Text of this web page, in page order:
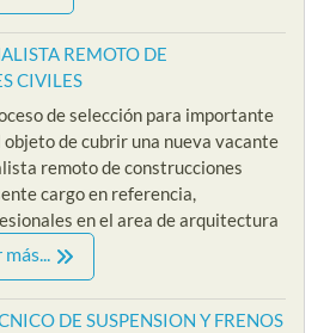
REMOTO DE
CIVILES
de selección para importante
de cubrir una nueva vacante
remoto de construcciones
cargo en referencia,
en el area de arquitectura
más...
DE SUSPENSION Y FRENOS